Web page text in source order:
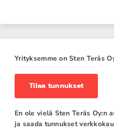
Yrityksemme on Sten Teräs
Tilaa tunnukset
En ole vielä Sten Teräs Oy:n
ja saada tunnukset